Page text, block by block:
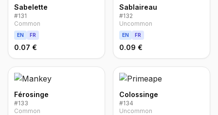
Sabelette
#131
Common
EN FR
0.07 €
Sablaireau
#132
Uncommon
EN FR
0.09 €
Férosinge
#133
Common
Colossinge
#134
Uncommon